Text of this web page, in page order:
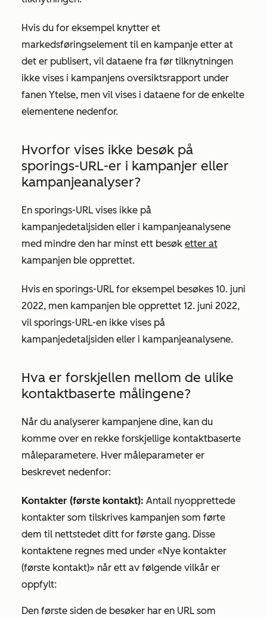
Hvis du for eksempel knytter et
markedsføringselement til en kampanje etter at
det er publisert, vil dataene fra før tilknytningen
ikke vises i kampanjens oversiktsrapport under
fanen Ytelse, men vil vises i dataene for de enkelte
elementene nedenfor.
Hvorfor vises ikke besøk på
sporings-URL-er i kampanjer eller
kampanjeanalyser?
En sporings-URL vises ikke på
kampanjedetaljsiden eller i kampanjeanalysene
med mindre den har minst ett besøk etter at
kampanjen ble opprettet.
Hvis en sporings-URL for eksempel besøkes 10. juni
2022, men kampanjen ble opprettet 12. juni 2022,
vil sporings-URL-en ikke vises på
kampanjedetaljsiden eller i kampanjeanalysene.
Hva er forskjellen mellom de ulike
kontaktbaserte målingene?
Når du analyserer kampanjene dine, kan du
komme over en rekke forskjellige kontaktbaserte
måleparametere. Hver måleparameter er
beskrevet nedenfor:
Kontakter (første kontakt): Antall nyopprettede
kontakter som tilskrives kampanjen som førte
dem til nettstedet ditt for første gang. Disse
kontaktene regnes med under «Nye kontakter
(første kontakt)» når ett av følgende vilkår er
oppfylt:
Den første siden de besøker har en URL som